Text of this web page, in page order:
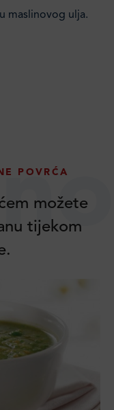
maslinovog ulja.
POVRĆA
možete
tijekom